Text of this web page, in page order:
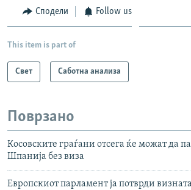
Сподели Follow us
This item is part of
Свет Саботна анализа
Поврзано
Косовските граѓани отсега ќе можат да
Шпанија без виза
Европскиот парламент ја потврди